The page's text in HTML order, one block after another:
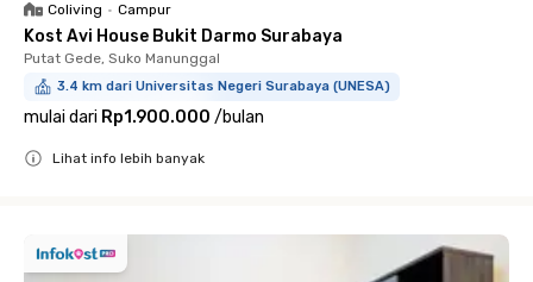
Coliving • Campur
Kost Avi House Bukit Darmo Surabaya
Putat Gede, Suko Manunggal
3.4 km dari Universitas Negeri Surabaya (UNESA)
mulai dari Rp1.900.000 /bulan
Lihat info lebih banyak